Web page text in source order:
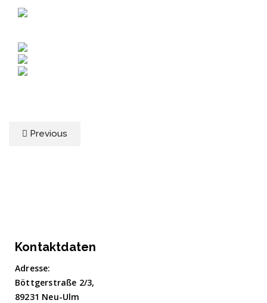
Previous
Kontaktdaten
Adresse:
Böttgerstraße 2/3,
89231 Neu-Ulm